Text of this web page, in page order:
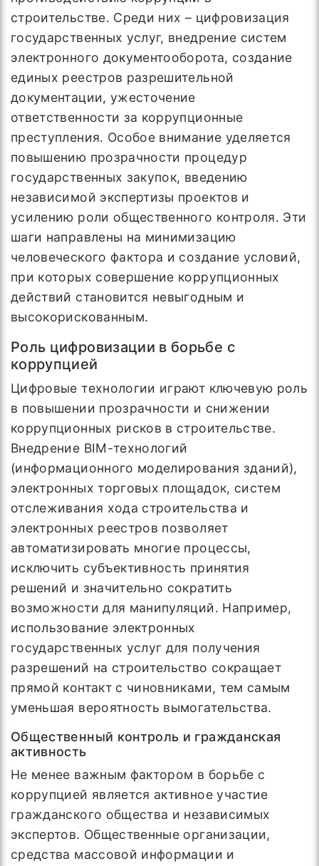
строительстве. Среди них – цифровизация
государственных услуг, внедрение систем
электронного документооборота, создание
единых реестров разрешительной
документации, ужесточение
ответственности за коррупционные
преступления. Особое внимание уделяется
повышению прозрачности процедур
государственных закупок, введению
независимой экспертизы проектов и
усилению роли общественного контроля. Эти
шаги направлены на минимизацию
человеческого фактора и создание условий,
при которых совершение коррупционных
действий становится невыгодным и
высокорискованным.
Роль цифровизации в борьбе с
коррупцией
Цифровые технологии играют ключевую роль
в повышении прозрачности и снижении
коррупционных рисков в строительстве.
Внедрение BIM-технологий
(информационного моделирования зданий),
электронных торговых площадок, систем
отслеживания хода строительства и
электронных реестров позволяет
автоматизировать многие процессы,
исключить субъективность принятия
решений и значительно сократить
возможности для манипуляций. Например,
использование электронных
государственных услуг для получения
разрешений на строительство сокращает
прямой контакт с чиновниками, тем самым
уменьшая вероятность вымогательства.
Общественный контроль и гражданская
активность
Не менее важным фактором в борьбе с
коррупцией является активное участие
гражданского общества и независимых
экспертов. Общественные организации,
средства массовой информации и